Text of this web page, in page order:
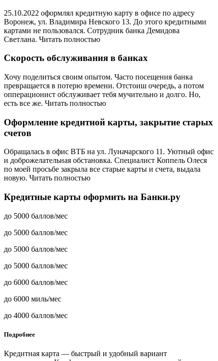
25.10.2022 оформлял кредитную карту в офисе по адресу
Воронеж, ул. Владимира Невского 13. До этого кредитными
картами не пользовался. Сотрудник банка Демидова
Светлана. Читать полностью
Скорость обслуживания в банках
Хочу поделиться своим опытом. Часто посещения банка
превращается в потерю времени. Отстоиш очередь, а потом
опперационист обслуживает тебя мучительно и долго. Но,
есть все же. Читать полностью
Оформление кредитной карты, закрытие старых
счетов
Обращалась в офис ВТБ на ул. Луначарского 11. Уютный офис
и доброжелательная обстановка. Специалист Коппель Олеся
по моей просьбе закрыла все старые карты и счета, выдала
новую. Читать полностью
Кредитные карты оформить на Банки.ру
до 5000 баллов/мес
до 5000 баллов/мес
до 5000 баллов/мес
до 5000 баллов/мес
до 6000 баллов/мес
до 6000 миль/мес
до 4000 баллов/мес
Подробнее
Кредитная карта — быстрый и удобный вариант